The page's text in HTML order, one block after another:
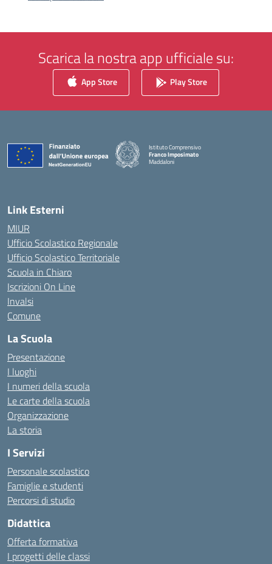
Scarica la nostra app ufficiale su:
App Store Play Store
Istituto Comprensivo
Franco Imposimato
Maddaloni
Link Esterni
MIUR
Ufficio Scolastico Regionale
Ufficio Scolastico Territoriale
Scuola in Chiaro
Iscrizioni On Line
Invalsi
Comune
La Scuola
Presentazione
I luoghi
I numeri della scuola
Le carte della scuola
Organizzazione
La storia
I Servizi
Personale scolastico
Famiglie e studenti
Percorsi di studio
Didattica
Offerta formativa
I progetti delle classi